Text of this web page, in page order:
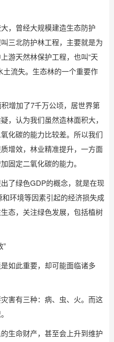
，曾经大规模建造生态防护
三北防护林工程，主要就是为
游天然林保护工程，也叫“天
土流失。生态林的一个重要作
增加了7千万公顷，居世界第
，认为我们虽然造林面积大，
化碳的能力比较差。所以我们
增效，林业精准提升，一方面
固定二氧化碳的能力。
了绿色GDP的概念，就是在现
环境等因素引起的经济损失成
态，关注绿色发展，包括植树
”
如此重要，却可能面临诸多
害有三种：病、虫、火。而这
生命财产，甚至会上升到维护